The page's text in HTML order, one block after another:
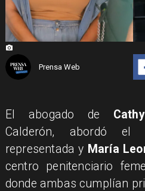
Prensa Web
El abogado de
Calderón, abordó
representada y María
centro penitenciario
donde ambas cumplían